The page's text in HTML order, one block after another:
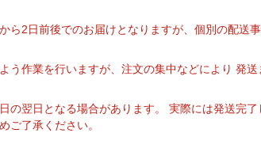
ら2日前後でのお届けとなりますが、個別の配送
う作業を行いますが、注文の集中などにより 発送
の翌日となる場合があります。 実際には発送完了
ご了承ください。